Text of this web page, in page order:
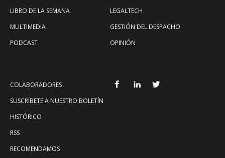
LIBRO DE LA SEMANA
MULTIMEDIA
PODCAST
LEGALTECH
GESTIÓN DEL DESPACHO
OPINIÓN
COLABORADORES
SUSCRÍBETE A NUESTRO BOLETÍN
HISTÓRICO
RSS
RECOMENDAMOS